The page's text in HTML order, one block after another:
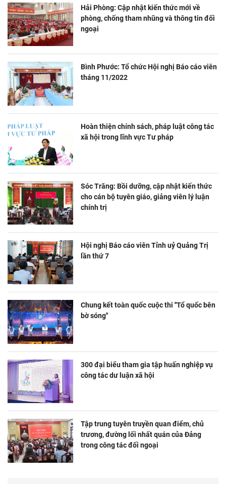
Hải Phòng: Cập nhật kiến thức mới về
phòng, chống tham nhũng và thông tin đối
ngoại
Bình Phước: Tổ chức Hội nghị Báo cáo viên
tháng 11/2022
Hoàn thiện chính sách, pháp luật công tác
xã hội trong lĩnh vực Tư pháp
Sóc Trăng: Bồi dưỡng, cập nhật kiến thức
cho cán bộ tuyên giáo, giảng viên lý luận
chính trị
Hội nghị Báo cáo viên Tỉnh uỷ Quảng Trị
lần thứ 7
Chung kết toàn quốc cuộc thi ''Tổ quốc bên
bờ sóng''
300 đại biểu tham gia tập huấn nghiệp vụ
công tác dư luận xã hội
Tập trung tuyên truyền quan điểm, chủ
trương, đường lối nhất quán của Đảng
trong công tác đối ngoại